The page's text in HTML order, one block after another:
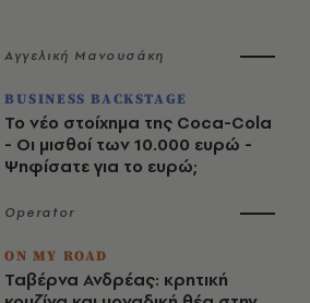
Αγγελική Μανουσάκη
BUSINESS BACKSTAGE
Το νέο στοίχημα της Coca-Cola
- Οι μισθοί των 10.000 ευρώ -
Ψηφίσατε για το ευρώ;
Operator
ON MY ROAD
Ταβέρνα Ανδρέας: κρητική